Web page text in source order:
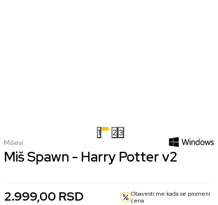
1 2 3
Miševi
Miš Spawn - Harry Potter v2
2.999,00 RSD
Obavesti me kada se promeni
cena